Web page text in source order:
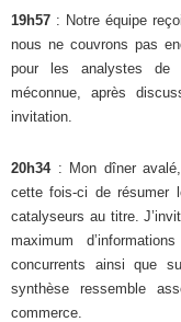
19h57 : Notre équipe
nous ne couvrons pas
pour les analystes de
méconnue, après
invitation.
20h34: Mon dîner
cette fois-ci de résumer
catalyseurs au titre.
maximum
concurrents ainsi que
synthèse ressemble
commerce.